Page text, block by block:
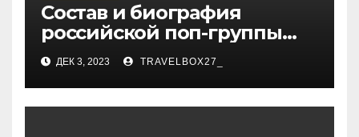
Состав и биография
российской поп-группы
«Иванушки интернешнл»
— история успеха, музыка
и судьбы участников
ДЕК 3, 2023 TRAVELBOX27_